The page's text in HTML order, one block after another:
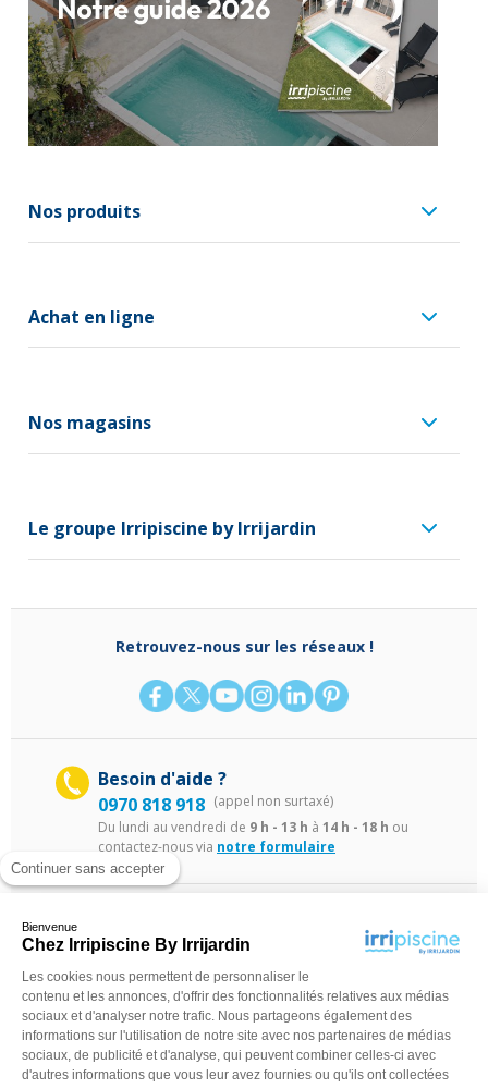
Continuer sans accepter
Bienvenue
Chez Irripiscine By Irrijardin
Les cookies nous permettent de personnaliser le
contenu et les annonces, d'offrir des fonctionnalités relatives aux médias
sociaux et d'analyser notre trafic. Nous partageons également des
informations sur l'utilisation de notre site avec nos partenaires de médias
sociaux, de publicité et d'analyse, qui peuvent combiner celles-ci avec
d'autres informations que vous leur avez fournies ou qu'ils ont collectées
Nos produits
Achat en ligne
Nos magasins
Le groupe Irripiscine by Irrijardin
Retrouvez-nous sur les réseaux !
Besoin d'aide ?
0970 818 918 (appel non surtaxé)
Du lundi au vendredi de 9 h - 13 h à 14 h - 18 h ou
contactez-nous via notre formulaire
©Irripiscine 2025 Conditions générales de ventes Mentions